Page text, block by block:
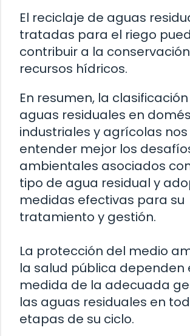
El reciclaje de aguas
tratadas para el riego
contribuir a la
recursos hídricos.
En resumen, la
aguas residuales en
industriales y agrícolas
entender mejor los
ambientales asociados
tipo de agua residual y
medidas efectivas para su
tratamiento y gestión.
La protección del medio
la salud pública dependen
medida de la adecuada
las aguas residuales en
etapas de su ciclo.